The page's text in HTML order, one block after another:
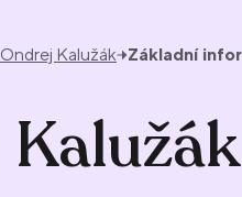
Kalužák Základní